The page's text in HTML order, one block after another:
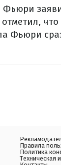
Фьюри
что
Фьюри
Правила
Политика
Техническая